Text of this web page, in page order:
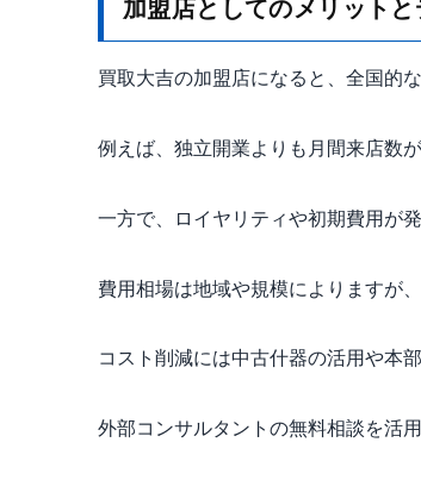
加盟店としてのメリットと
買取大吉の加盟店になると、全国的
例えば、独立開業よりも月間来店数
一方で、ロイヤリティや初期費用が
費用相場は地域や規模によりますが
コスト削減には中古什器の活用や本
外部コンサルタントの無料相談を活